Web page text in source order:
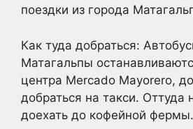
поездки из города
Как туда добраться:
Матагальпы
центра Mercado Mayorero,
добраться на такси. Оттуда
доехать до кофейной фермы.